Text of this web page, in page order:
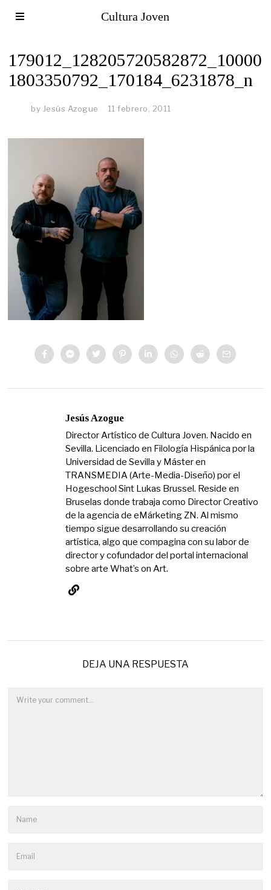
Cultura Joven
179012_128205720582872_10000
1803350792_170184_6231878_n
by Jesús Azogue 11 febrero, 2011
Jesús Azogue
Director Artístico de Cultura Joven. Nacido en
Sevilla. Licenciado en Filología Hispánica por la
Universidad de Sevilla y Máster en
TRANSMEDIA (Arte-Media-Diseño) por el
Hogeschool Sint Lukas Brussel. Reside en
Bruselas donde trabaja como Director Creativo
de la agencia de eMárketing ZN. Al mismo
tiempo sigue desarrollando su creación
artística, algo que compagina con su labor de
director y cofundador del portal internacional
sobre arte What’s on Art.
DEJA UNA RESPUESTA